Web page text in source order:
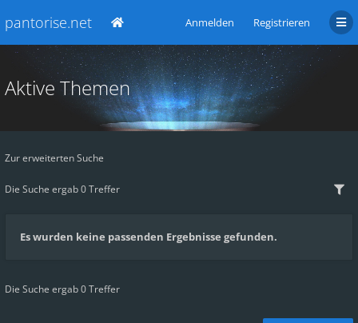
pantorise.net Anmelden Registrieren
Aktive Themen
Zur erweiterten Suche
Die Suche ergab 0 Treffer
Es wurden keine passenden Ergebnisse gefunden.
Die Suche ergab 0 Treffer